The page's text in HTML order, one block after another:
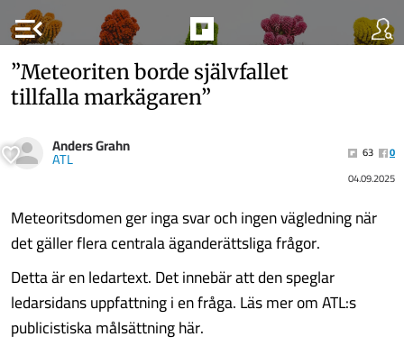
menu_open
”Meteoriten borde självfallet
tillfalla markägaren”
Anders Grahn
ATL 63
0
04.09.2025
Meteoritsdomen ger inga svar och ingen vägledning när
det gäller flera centrala äganderättsliga frågor.
Detta är en ledartext. Det innebär att den speglar
ledarsidans uppfattning i en fråga. Läs mer om ATL:s
publicistiska målsättning här.